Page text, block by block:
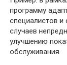
программу
специалистов и
случаев
улучшению
обслуживания.